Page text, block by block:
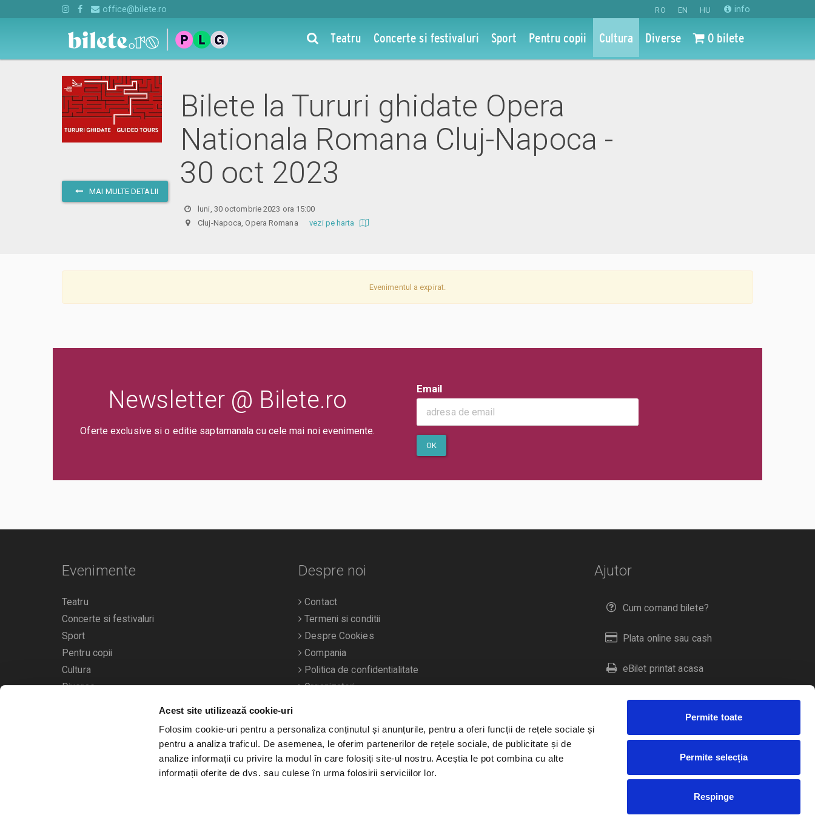
Acest site utilizează cookie-uri
Folosim cookie-uri pentru a personaliza conținutul și anunțurile, pentru a oferi funcții de rețele sociale și
pentru a analiza traficul. De asemenea, le oferim partenerilor de rețele sociale, de publicitate și de
analize informații cu privire la modul în care folosiți site-ul nostru. Aceștia le pot combina cu alte
informații oferite de dvs. sau culese în urma folosirii serviciilor lor.
Permite toate
Permite selecția
Respinge
RO EN HU info
office@bilete.ro
Teatru Concerte si festivaluri Sport Pentru copii Cultura Diverse 0 bilete
MAI MULTE DETALII
Bilete la Tururi ghidate Opera
Nationala Romana Cluj-Napoca -
30 oct 2023
luni, 30 octombrie 2023 ora 15:00
Cluj-Napoca, Opera Romanavezi pe harta
Evenimentul a expirat.
Newsletter @ Bilete.ro
Oferte exclusive si o editie saptamanala cu cele mai noi evenimente.
Email
OK
Ajutor
Cum comand bilete?
Plata online sau cash
eBilet printat acasa
Livrare prin curier
Duplicare bilete
Evenimente
Teatru
Concerte si festivaluri
Sport
Pentru copii
Cultura
Diverse
Calendarul evenimentelor
Despre noi
Contact
Termeni si conditii
Despre Cookies
Compania
Politica de confidentialitate
Organizatori